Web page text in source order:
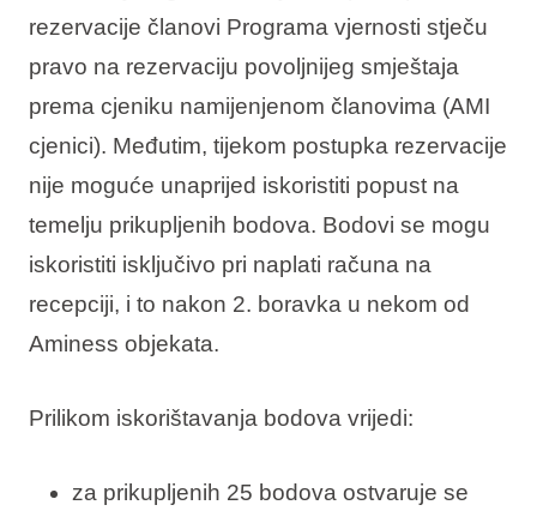
rezervacije članovi Programa vjernosti stječu
pravo na rezervaciju povoljnijeg smještaja
prema cjeniku namijenjenom članovima (AMI
cjenici). Međutim, tijekom postupka rezervacije
nije moguće unaprijed iskoristiti popust na
temelju prikupljenih bodova. Bodovi se mogu
iskoristiti isključivo pri naplati računa na
recepciji, i to nakon 2. boravka u nekom od
Aminess objekata.
Prilikom iskorištavanja bodova vrijedi:
za prikupljenih 25 bodova ostvaruje se